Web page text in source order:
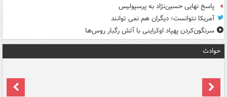
پاسخ نهایی حسین‌نژاد به پرسپولیس
آمریکا نتوانست؛ دیگران هم نمی توانند
سرنگون‌کردن پهپاد اوکراینی با آتش رگبار روس‌ها
حوادث